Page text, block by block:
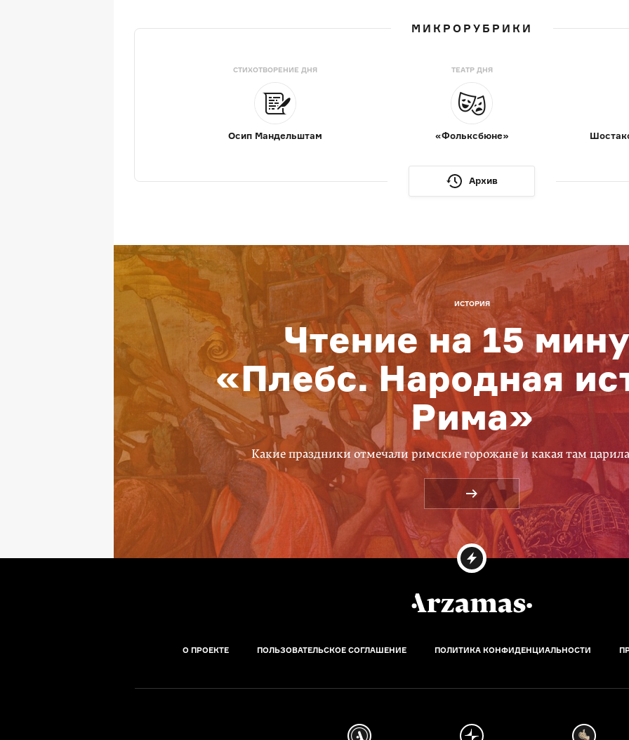
МИКРОРУБРИКИ
СТИХОТВОРЕНИЕ ДНЯ
Осип Мандельштам
ТЕАТР ДНЯ
«Фольксбюне»
Архив
ИСТОРИЯ
Чтение на 15
«Плебс. Народная
Рима»
Какие праздники отмечали римские горожане и какая там
О ПРОЕКТЕ ПОЛЬЗОВАТЕЛЬСКОЕ СОГЛАШЕНИЕ ПОЛИТИКА КОНФИДЕНЦИАЛЬНОСТИ